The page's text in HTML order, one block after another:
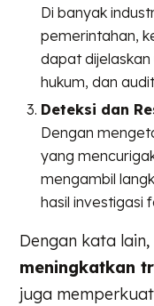
Di banyak
pemerintahan,
dapat
hukum, dan
Deteksi dan
Dengan
yang
mengambil
hasil investigasi
Dengan kata lain,
meningkatkan
juga memperkuat